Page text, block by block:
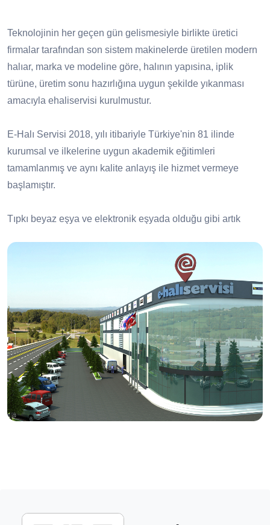
Teknolojinin her geçen gün gelismesiyle birlikte üretici
firmalar tarafından son sistem makinelerde üretilen modern
halıar, marka ve modeline göre, halının yapısina, iplik
türüne, üretim sonu hazırlığına uygun şekilde yıkanması
amacıyla ehaliservisi kurulmustur.
E-Halı Servisi 2018, yılı itibariyle Türkiye'nin 81 ilinde
kurumsal ve ilkelerine uygun akademik eğitimleri
tamamlanmış ve aynı kalite anlayış ile hizmet vermeye
başlamıştır.
Tıpkı beyaz eşya ve elektronik eşyada olduğu gibi artık
olduğumuz tüm markaların yıkama, bakım, onarım ve saçak
tamir işlemlerini, usta eller ve modern tesislerde titizlikle
Vizyonumuz
Halı bakımında, doğru ürün ve doğru yöntem ile kaliteli
bakım ve temizlik hizmetinin yayılması.
Üretici firmanın itibarını ve halının markasını koruyan
anlayışı kazanmış servislerin desteklenmesi.
Ülke çapında aynı anlayış ve sistem ile yürüyen,